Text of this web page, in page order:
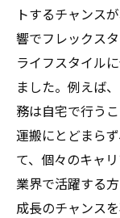
トするチャンス
響でフレックス
ライフスタイル
ました。例えば
務は自宅で行う
運搬にとどまら
て、個々のキャ
業界で活躍する
成長のチャンス